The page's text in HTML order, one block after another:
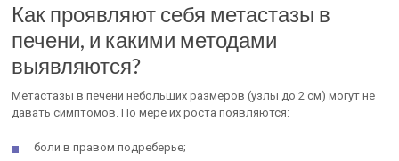
Как проявляют себя метастазы в
печени, и какими методами
выявляются?
Метастазы в печени небольших размеров (узлы до 2 см) могут не
давать симптомов. По мере их роста появляются:
боли в правом подреберье;